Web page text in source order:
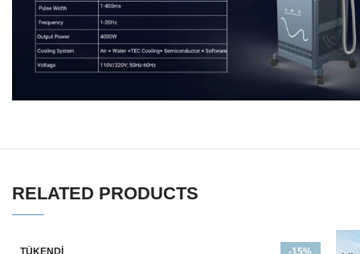
RELATED PRODUCTS